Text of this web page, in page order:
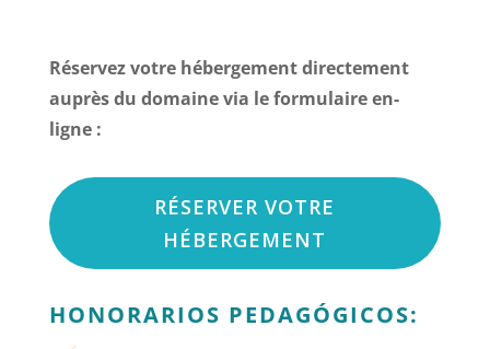
Réservez votre hébergement directement
auprès du domaine via le formulaire en-
ligne :
RÉSERVER VOTRE
HÉBERGEMENT
HONORARIOS PEDAGÓGICOS: